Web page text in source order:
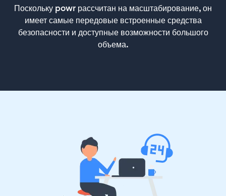
Поскольку powr рассчитан на масштабирование, он
имеет самые передовые встроенные средства
безопасности и доступные возможности большого
объема.